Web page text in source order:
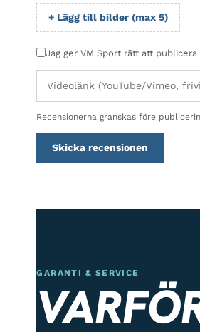
+ Lägg till bilder (max 5)
Jag ger VM Sport rätt att
Recensionerna granskas före
Skicka recensionen
GARANTI & SERVICE